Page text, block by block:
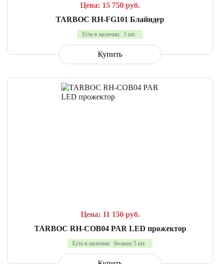
Цена: 15 750 руб.
TARBOC RH-FG101 Блайндер
Есть в наличии: 5 шт.
Купить
Цена: 11 150 руб.
TARBOC RH-COB04 PAR LED прожектор
Есть в наличии: больше 5 шт.